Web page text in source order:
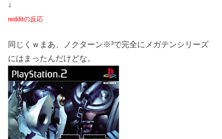
↓
redditの反応
同じくｗまあ、ノクターン※³で完全にメガテンシリーズ
にはまったんだけどな。